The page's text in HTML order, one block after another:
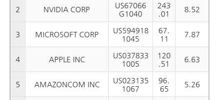
2 NVIDIA CORP
US67066
G1040
243
.01
8.52
3 MICROSOFT CORP
US594918
1045
67.
11
7.87
4 APPLE INC
US037833
1005
120
.51
6.63
5 AMAZONCOM INC
US023135
1067
96.
65
5.26